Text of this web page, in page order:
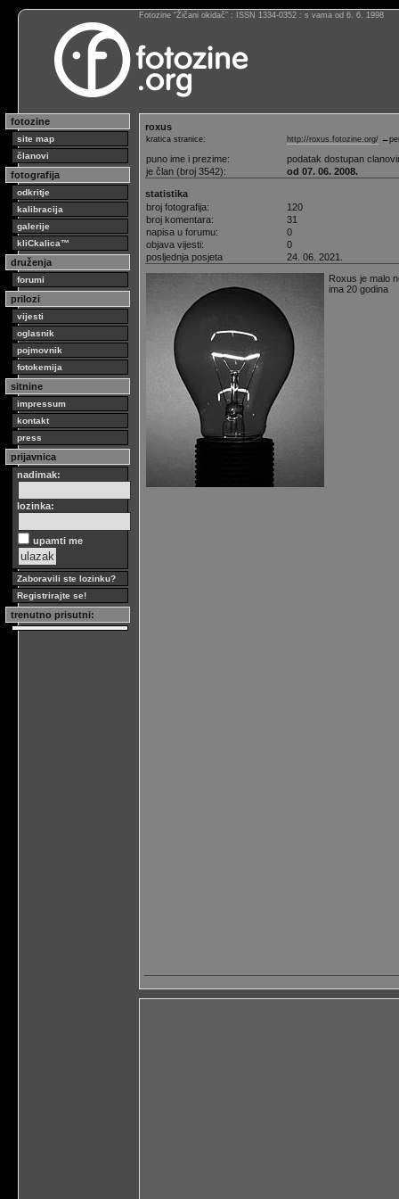
Fotozine “Žičani okidač” : ISSN 1334-0352 : s vama od 6. 6. 1998
fotozine
site map
članovi
fotografija
odkritje
kalibracija
galerije
kliCkalica™
druženja
forumi
prilozi
vijesti
oglasnik
pojmovnik
fotokemija
sitnine
impressum
kontakt
press
prijavnica
nadimak:
lozinka:
upamti me
Zaboravili ste lozinku?
Registrirajte se!
trenutno prisutni:
roxus
kratica stranice: http://roxus.fotozine.org/
puno ime i prezime:
podatak dostupan
je član (broj 3542):
od 07. 06. 2008.
statistika
broj fotografija:
120
broj komentara:
31
napisa u forumu:
0
objava vijesti:
0
posljednja posjeta
24. 06. 2021.
Roxus je malo
ima 20 godina